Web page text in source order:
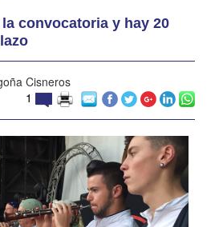
convocatoria y hay 20
Cisneros
1